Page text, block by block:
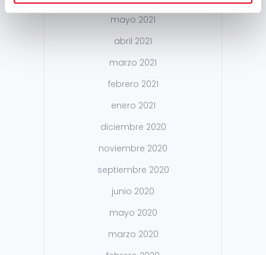
mayo 2021
abril 2021
marzo 2021
febrero 2021
enero 2021
diciembre 2020
noviembre 2020
septiembre 2020
junio 2020
mayo 2020
marzo 2020